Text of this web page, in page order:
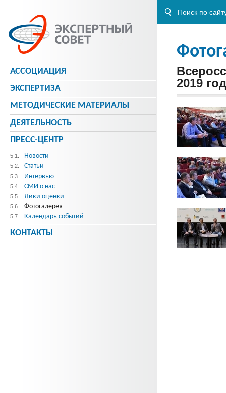
2019
АССОЦИАЦИЯ
ЭКСПЕРТИЗА
МЕТОДИЧЕСКИE МАТЕРИАЛЫ
ДЕЯТЕЛЬНОСТЬ
ПРЕСС-ЦЕНТР
5.1. Новости
5.2. Статьи
5.3. Интервью
5.4. СМИ о нас
5.5. Лики оценки
5.6. Фотогалерея
5.7. Календарь событий
КОНТАКТЫ